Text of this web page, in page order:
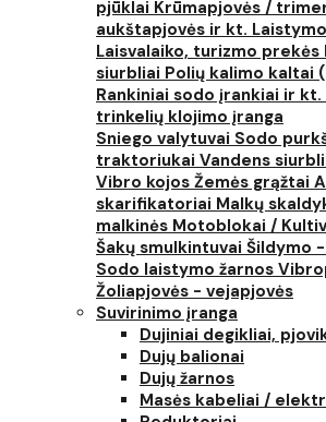
pjūklai Krūmapjovės /
aukštapjovės ir kt.
Laisvalaiko, turizmo prekės
siurbliai Polių kalimo kaltai
Rankiniai sodo įrankiai ir kt.
trinkelių klojimo įranga
Sniego valytuvai Sodo
traktoriukai Vandens
Vibro kojos Žemės grąžtai
skarifikatoriai Malkų
malkinės Motoblokai /
Šakų smulkintuvai Šildymo
Sodo laistymo žarnos
Žoliapjovės - vejapjovės
Suvirinimo įranga
Dujiniai degikliai,
Dujų balionai
Dujų žarnos
Masės kabeliai /